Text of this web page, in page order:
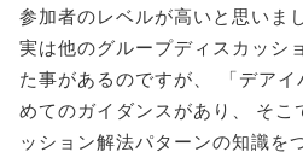
参加者のレベルが高いと思いま
実は他のグループディスカッシ
た事があるのですが
「デアイ
めてのガイダンスがあり
そこ
ッション解法パターンの知識を